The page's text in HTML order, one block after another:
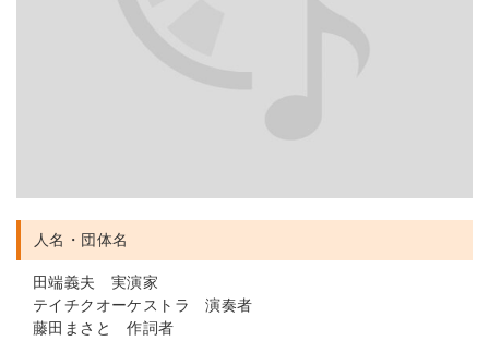
人名・団体名
田端義夫 実演家
テイチクオーケストラ 演奏者
藤田まさと 作詞者